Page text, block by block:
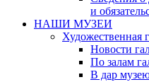
и
НАШИ МУЗЕИ
Художественная
Новости
По залам
В дар